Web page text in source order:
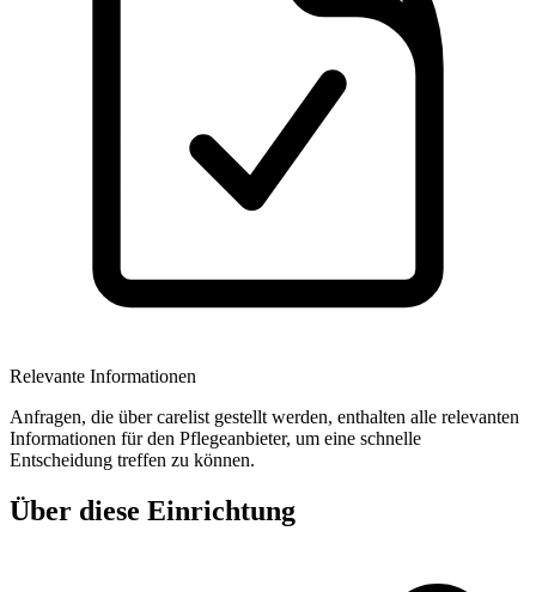
Relevante Informationen
Anfragen, die über carelist gestellt werden, enthalten alle relevanten
Informationen für den Pflegeanbieter, um eine schnelle
Entscheidung treffen zu können.
Über diese Einrichtung